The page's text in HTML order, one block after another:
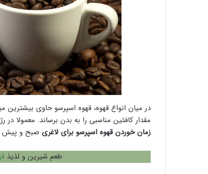
در میان انواع قهوه، قهوه اسپرسو حاوی
مقدار کافئین مناسبی را به بدن برساند. معمولا
زمان خوردن قهوه اسپرسو برای لاغری صبح و پیش
طعم شیرین و لذیذ